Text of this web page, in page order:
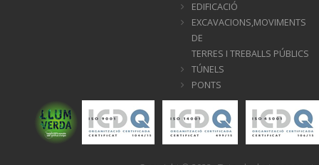
EDIFICACIÓ
EXCAVACIONS,MOVIMENTS
DE
TERRES I TREBALLS PÚBLICS
TÚNELS
PONTS